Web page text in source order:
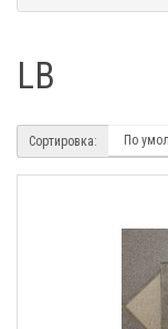
LB
Сортировка: